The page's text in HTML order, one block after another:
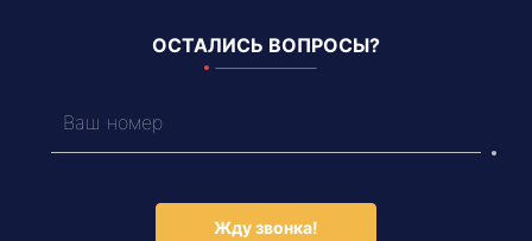
ОСТАЛИСЬ ВОПРОСЫ?
Жду звонка!